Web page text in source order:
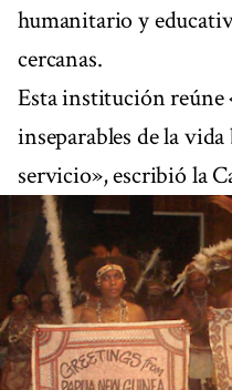
humanitario y
cercanas.
Esta institución reúne
inseparables de la
servicio», escribió la